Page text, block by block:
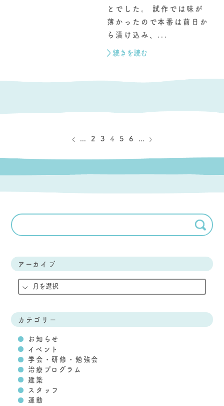
とでした。 試作では味が
薄かったので本番は前日か
ら漬け込み、...
続きを読む
... 2 3 4 5 6 ...
アーカイブ
カテゴリー
お知らせ
イベント
学会・研修・勉強会
治療プログラム
建築
スタッフ
運動